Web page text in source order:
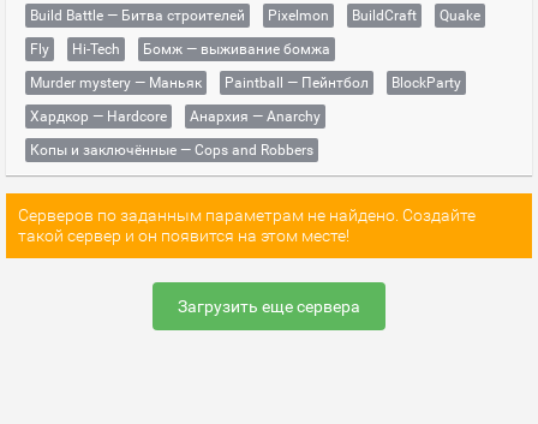
Build Battle — Битва строителей
Pixelmon BuildCraft
Quake
Fly
Hi-Tech
Бомж — выживание бомжа
Murder mystery — Маньяк
Paintball — Пейнтбол
BlockParty
Хардкор — Hardcore
Анархия — Anarchy
Копы и заключённые — Cops and Robbers
Серверов по заданным параметрам не найдено. Создайте
такой сервер и он появится на этом месте!
Загрузить еще сервера